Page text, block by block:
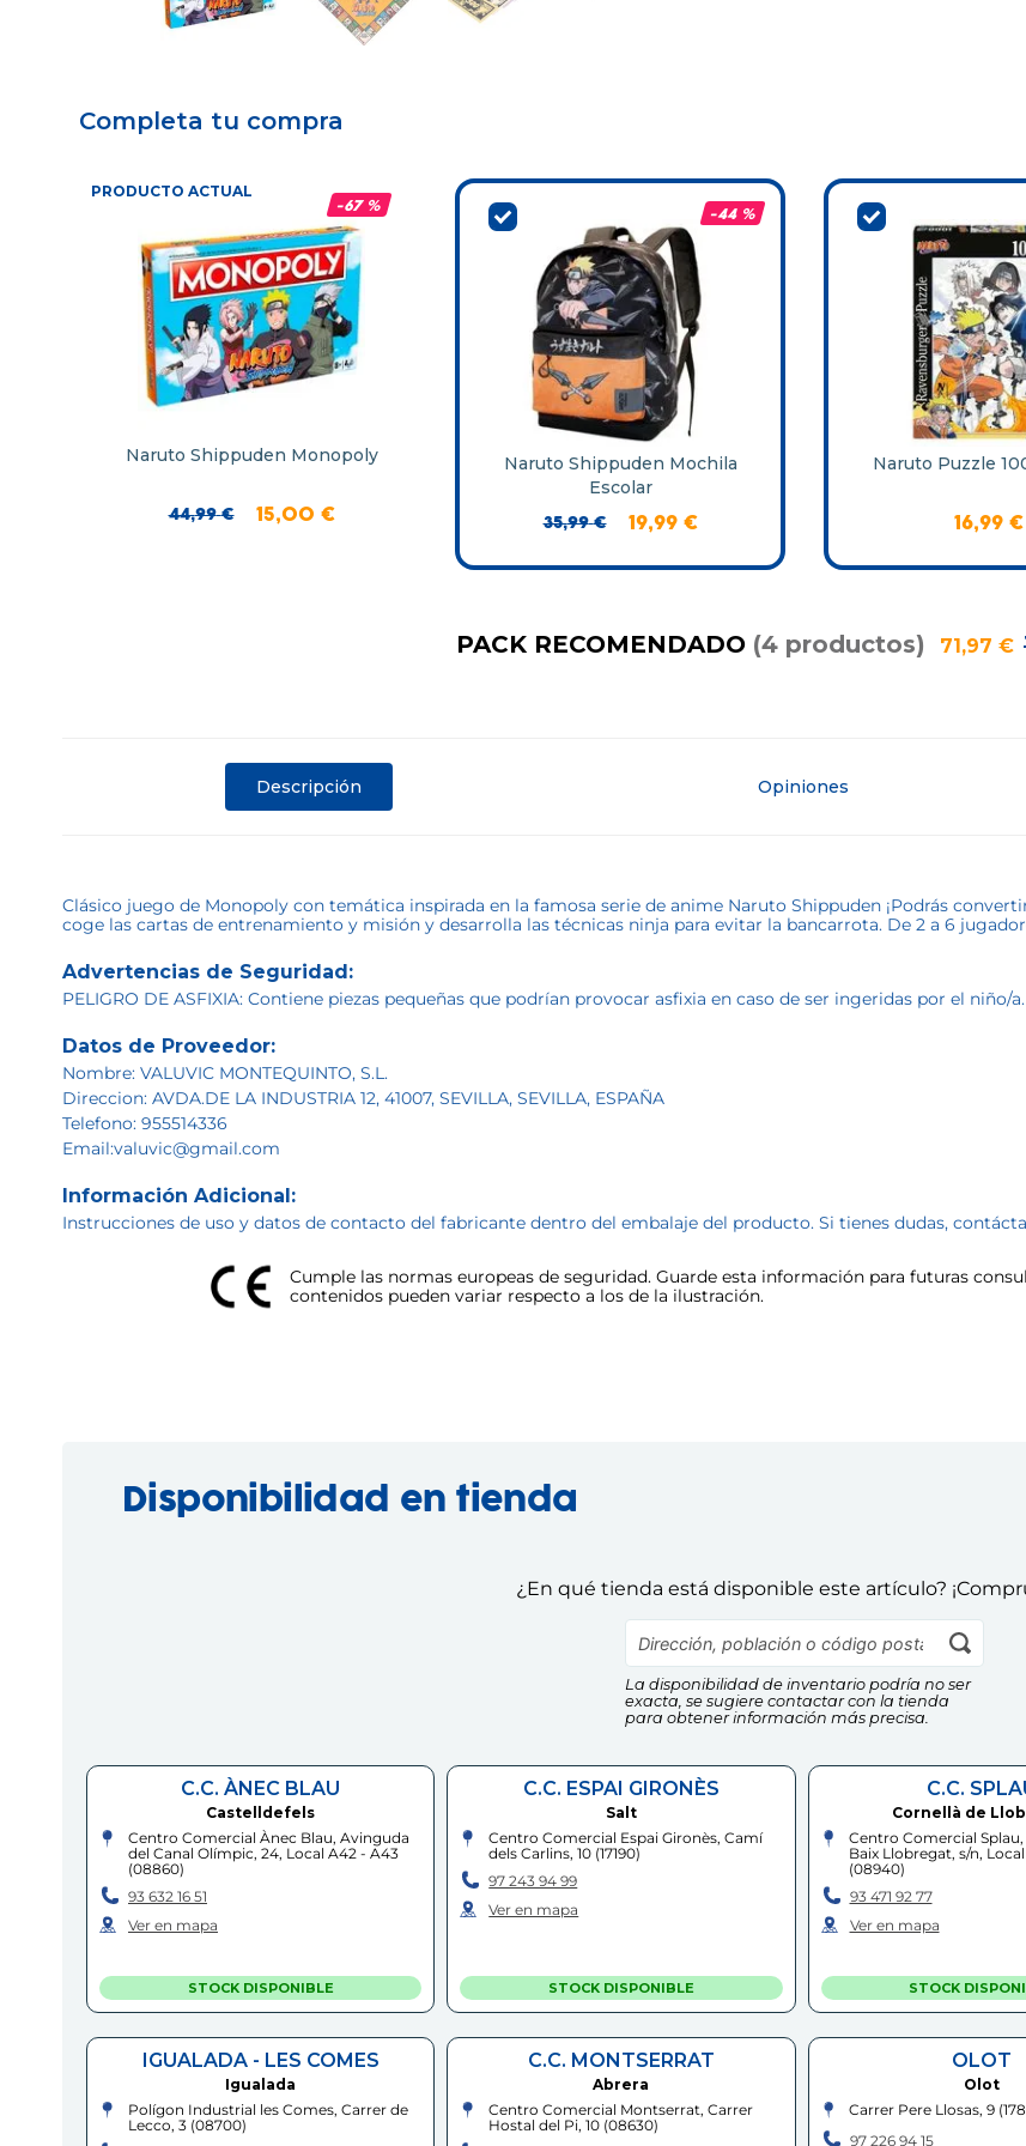
Completa tu compra
PRODUCTO ACTUAL
-67 %
Naruto Shippuden Monopoly
44,99 € 15,00 €
-44 %
Naruto Shippuden Mochila
Escolar
35,99 € 19,99 €
Naruto Puzzle
16,99 €
PACK RECOMENDADO (4 productos) 71,97 €
Descripción Opiniones
Clásico juego de Monopoly con temática inspirada en la famosa serie de anime Naruto Shippuden ¡Podrás
coge las cartas de entrenamiento y misión y desarrolla las técnicas ninja para evitar la bancarrota. De 2 a 6
Advertencias de Seguridad:
PELIGRO DE ASFIXIA: Contiene piezas pequeñas que podrían provocar asfixia en caso de ser ingeridas por el niño/
Datos de Proveedor:
Nombre: VALUVIC MONTEQUINTO, S.L.
Direccion: AVDA.DE LA INDUSTRIA 12, 41007, SEVILLA, SEVILLA, ESPAÑA
Telefono: 955514336
Email:valuvic@gmail.com
Información Adicional:
Instrucciones de uso y datos de contacto del fabricante dentro del embalaje del producto. Si tienes dudas,
Cumple las normas europeas de seguridad. Guarde esta información para futuras
contenidos pueden variar respecto a los de la ilustración.
Disponibilidad en tienda
¿En qué tienda está disponible este artículo?
La disponibilidad de inventario podría no ser
exacta, se sugiere contactar con la tienda
para obtener información más precisa.
C.C. ÀNEC BLAU
Castelldefels
Centro Comercial Ànec Blau, Avinguda
del Canal Olímpic, 24, Local A42 - A43
(08860)
93 632 16 51
Ver en mapa
STOCK DISPONIBLE
C.C. ESPAI GIRONÈS
Salt
Centro Comercial Espai Gironès, Camí
dels Carlins, 10 (17190)
97 243 94 99
Ver en mapa
STOCK DISPONIBLE
C.C.
Cornellà de
Centro Comercial
Baix Llobregat, s/n,
(08940)
93 471 92 77
Ver en mapa
STOCK
IGUALADA - LES COMES
Igualada
Polígon Industrial les Comes, Carrer de
Lecco, 3(08700)
C.C. MONTSERRAT
Abrera
Centro Comercial Montserrat, Carrer
Hostal del Pi, 10 (08630)
OLOT
Olot
Carrer Pere Llosas, 9 (
97 226 94 15